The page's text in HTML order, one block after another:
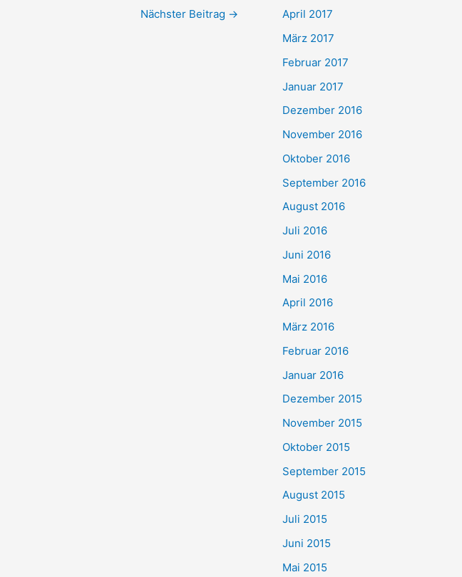
Nächster Beitrag →
April 2017
März 2017
Februar 2017
Januar 2017
Dezember 2016
November 2016
Oktober 2016
September 2016
August 2016
Juli 2016
Juni 2016
Mai 2016
April 2016
März 2016
Februar 2016
Januar 2016
Dezember 2015
November 2015
Oktober 2015
September 2015
August 2015
Juli 2015
Juni 2015
Mai 2015